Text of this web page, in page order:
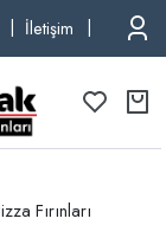
İletişim TEL:
Fırınları